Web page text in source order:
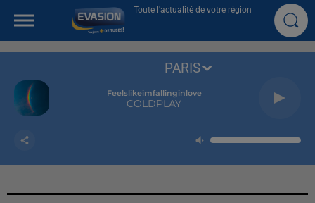
Toute l'actualité de votre région
Feelslikeimfallinginlove
COLDPLAY
PARIS